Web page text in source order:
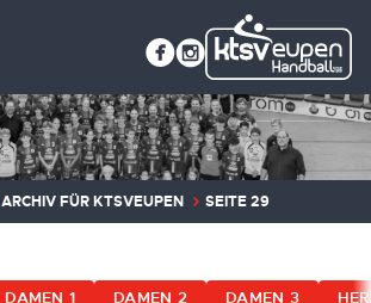
ARCHIV FÜR KTSVEUPEN SEITE 29
DAMEN 1 DAMEN 2 DAMEN 3